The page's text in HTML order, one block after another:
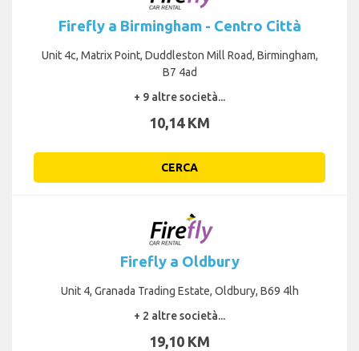
Firefly a Birmingham - Centro Città
Unit 4c, Matrix Point, Duddleston Mill Road, Birmingham,
B7 4ad
+ 9 altre società...
10,14 KM
CERCA
Firefly a Oldbury
Unit 4, Granada Trading Estate, Oldbury, B69 4lh
+ 2 altre società...
19,10 KM